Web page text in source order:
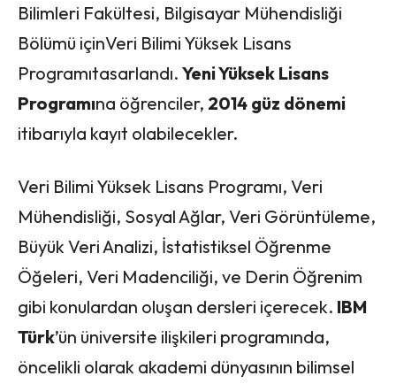
Bilimleri Fakültesi, Bilgisayar Mühendisliği
Bölümü içinVeri Bilimi Yüksek Lisans
Programıtasarlandı. Yeni Yüksek Lisans
Programına öğrenciler, 2014 güz dönemi
itibarıyla kayıt olabilecekler.
Veri Bilimi Yüksek Lisans Programı, Veri
Mühendisliği, Sosyal Ağlar, Veri Görüntüleme,
Büyük Veri Analizi, İstatistiksel Öğrenme
Öğeleri, Veri Madenciliği, ve Derin Öğrenim
gibi konulardan oluşan dersleri içerecek. IBM
Türk’ün üniversite ilişkileri programında,
öncelikli olarak akademi dünyasının bilimsel